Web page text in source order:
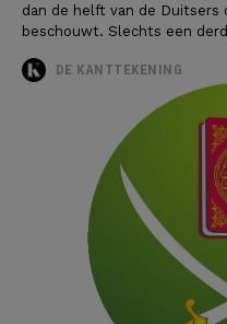
dan de helft van de Duitsers
beschouwt. Slechts een
DE KANTTEKENING